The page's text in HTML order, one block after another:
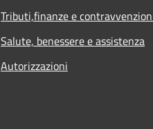
Tributi,finanze e
Salute, benessere e assistenza
Autorizzazioni